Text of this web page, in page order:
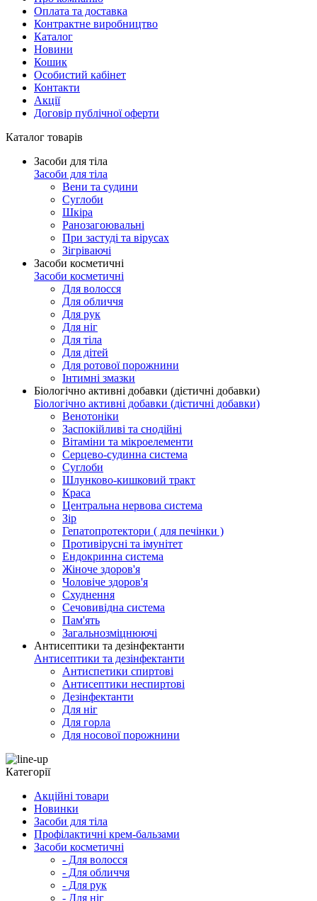
Оплата та доставка
Контрактне виробництво
Каталог
Новини
Кошик
Особистий кабінет
Контакти
Акції
Договір публічної оферти
Каталог товарів
Засоби для тіла
Засоби для тіла
Вени та судини
Суглоби
Шкіра
Ранозагоювальні
При застуді та вірусах
Зігріваючі
Засоби косметичні
Засоби косметичні
Для волосся
Для обличчя
Для рук
Для ніг
Для тіла
Для дітей
Для ротової порожнини
Інтимні змазки
Біологічно активні добавки (дієтичні добавки)
Біологічно активні добавки (дієтичні добавки)
Венотоніки
Заспокійливі та снодійні
Вітаміни та мікроелементи
Серцево-судинна система
Суглоби
Шлунково-кишковий тракт
Краса
Центральна нервова система
Зір
Гепатопротектори ( для печінки )
Противірусні та імунітет
Ендокринна система
Жіноче здоров'я
Чоловіче здоров'я
Схуднення
Сечовивідна система
Пам'ять
Загальнозміцнюючі
Антисептики та дезінфектанти
Антисептики та дезінфектанти
Антиспетики спиртові
Антисептики неспиртові
Дезінфектанти
Для ніг
Для горла
Для носової порожнини
Категорії
Акційні товари
Новинки
Засоби для тіла
Профілактичні крем-бальзами
Засоби косметичні
- Для волосся
- Для обличчя
- Для рук
- Для ніг